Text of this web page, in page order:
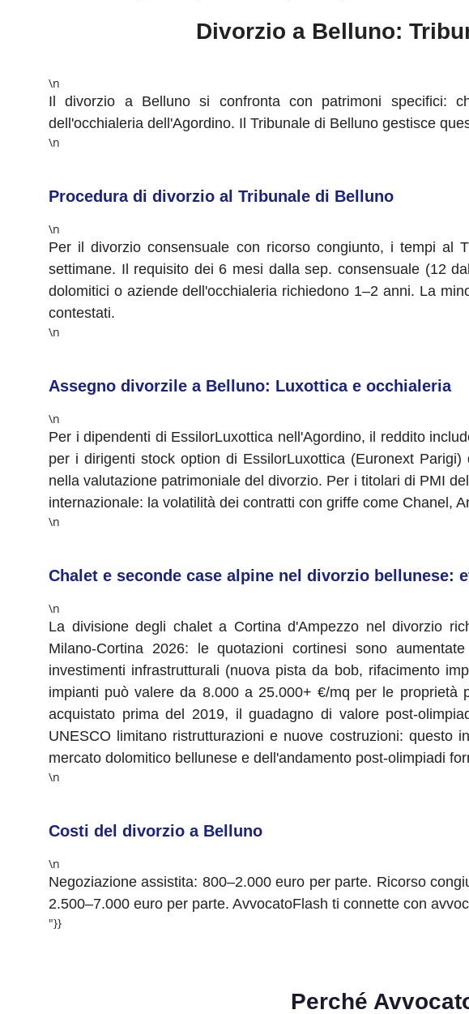
Divorzio a Belluno:
\n
Il divorzio a Belluno si confronta con patrimoni specifici:
dell'occhialeria dell'Agordino. Il Tribunale di Belluno gestisce
\n
Procedura di divorzio al Tribunale di Belluno
\n
Per il divorzio consensuale con ricorso congiunto, i tempi al
settimane. Il requisito dei 6 mesi dalla sep. consensuale (12
dolomitici o aziende dell'occhialeria richiedono 1–2 anni. La
contestati.
\n
Assegno divorzile a Belluno: Luxottica e occhialeria
\n
Per i dipendenti di EssilorLuxottica nell'Agordino, il reddito
per i dirigenti stock option di EssilorLuxottica (Euronext
nella valutazione patrimoniale del divorzio. Per i titolari di PMI
internazionale: la volatilità dei contratti con griffe come Chanel,
\n
Chalet e seconde case alpine nel divorzio bellunese:
\n
La divisione degli chalet a Cortina d'Ampezzo nel divorzio
Milano-Cortina 2026: le quotazioni cortinesi sono
investimenti infrastrutturali (nuova pista da bob, rifacimento
impianti può valere da 8.000 a 25.000+ €/mq per le
acquistato prima del 2019, il guadagno di valore post-
UNESCO limitano ristrutturazioni e nuove costruzioni: questo
mercato dolomitico bellunese e dell'andamento post-olimpiadi
\n
Costi del divorzio a Belluno
\n
Negoziazione assistita: 800–2.000 euro per parte. Ricorso
2.500–7.000 euro per parte. AvvocatoFlash ti connette con
"}}
Perché